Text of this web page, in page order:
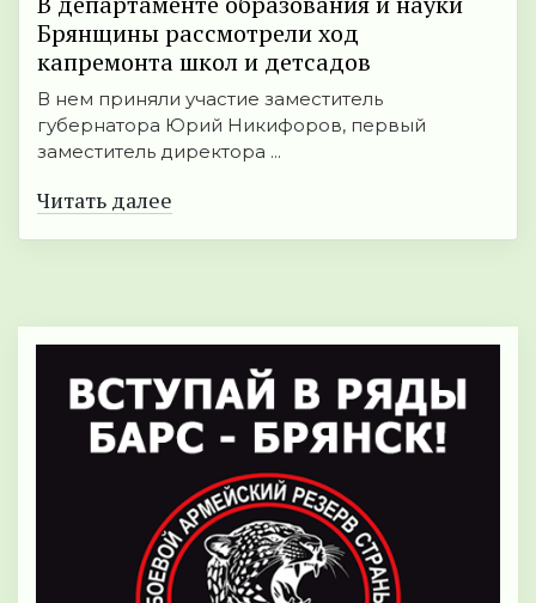
Брянщины рассмотрели ход
капремонта школ и детсадов
В нем приняли участие заместитель
губернатора Юрий Никифоров, первый
заместитель директора ...
Читать далее